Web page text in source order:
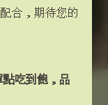
合，期待您的
吃到飽，品